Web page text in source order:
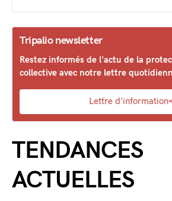
Tripalio newsletter
Restez informés de l'actu de la
collective avec notre lettre
Lettre d'information
TENDANCES
ACTUELLES